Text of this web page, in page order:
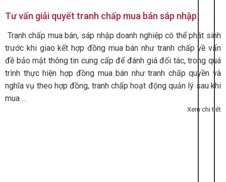
Tư vấn giải quyết tranh chấp mua bán sáp nhập
Tranh chấp mua bán, sáp nhập doanh nghiệp có thể phát sinh
trước khi giao kết hợp đồng mua bán như tranh chấp về vấn
đề bảo mật thông tin cung cấp để đánh giá đối tác, trong quá
trình thực hiện hợp đồng mua bán như tranh chấp quyền và
nghĩa vụ theo hợp đồng, tranh chấp hoạt động quản lý sau khi
mua ...
Xem chi tiết